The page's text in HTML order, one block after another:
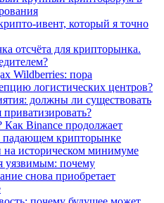
ивент, который я точно
отсчёта для крипторынка.
Wildberries: пора
логистических центров?
должны ли существовать
Как Binance продолжает
падающем крипторынке
историческом минимуме
уязвимым: почему
снова приобретает